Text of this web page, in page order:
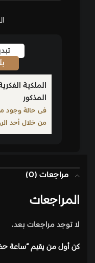
الملكية
المذكور
فى حالة وجود
من خلال أحد
مراجعات (0)
المراجعات
لا توجد مراجعات بعد.
كن أول من يقيم “ساعة